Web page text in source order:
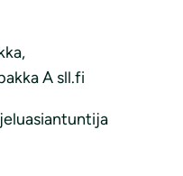
A sll.fi